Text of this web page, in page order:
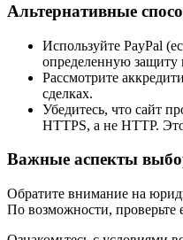
Альтернативные
Используйте PayPal
определенную защиту
Рассмотрите
сделках.
Убедитесь, что сайт
HTTPS, а не HTTP.
Важные аспекты
Обратите внимание на
По возможности, проверьте